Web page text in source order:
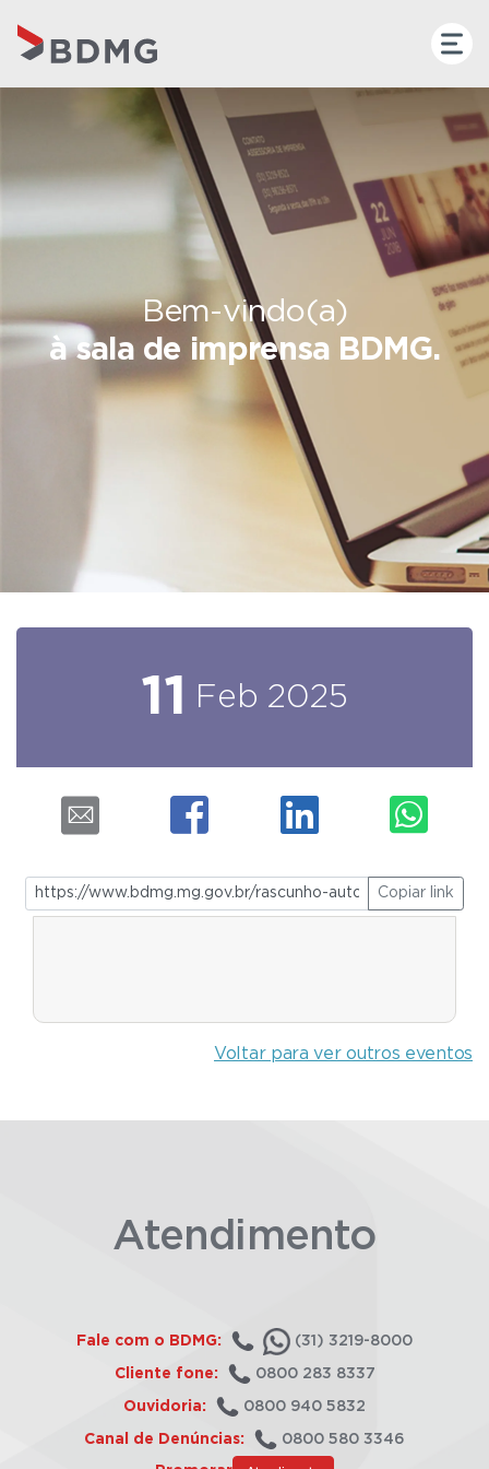
Bem-vindo(a)
à sala de imprensa BDMG.
11 Feb 2025
Copiar link
Voltar para ver outros eventos
Atendimento
Fale com o BDMG: (31) 3219-8000
Cliente fone: 0800 283 8337
Ouvidoria: 0800 940 5832
Canal de Denúncias: 0800 580 3346